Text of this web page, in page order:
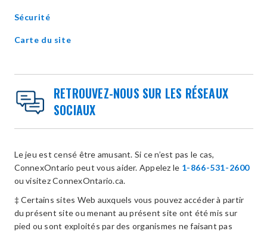
Sécurité
Carte du site
RETROUVEZ-NOUS SUR LES RÉSEAUX
SOCIAUX
Le jeu est censé être amusant. Si ce n’est pas le cas,
ConnexOntario peut vous aider. Appelez le 1-866-531-2600
ou visitez ConnexOntario.ca.
‡ Certains sites Web auxquels vous pouvez accéder à partir
du présent site ou menant au présent site ont été mis sur
pied ou sont exploités par des organismes ne faisant pas